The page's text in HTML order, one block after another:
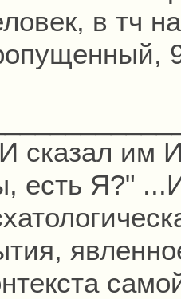
в тч
сказал им
есть Я?"